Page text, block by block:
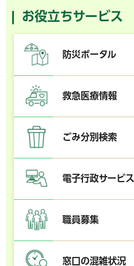
お役立ちサービス
防災ポータル
救急医療情報
ごみ分別検索
電子行政サービス
職員募集
窓口の混雑状況